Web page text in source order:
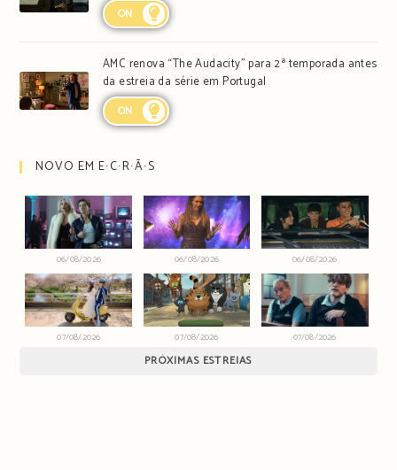
ON
AMC renova “The Audacity” para 2ª temporada antes
da estreia da série em Portugal
ON
NOVO EM E∙C∙R∙Ã∙S
06/08/2026 06/08/2026 06/08/2026
07/08/2026 07/08/2026 07/08/2026
PRÓXIMAS ESTREIAS